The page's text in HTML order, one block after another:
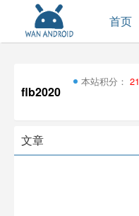
首页
flb2020
本站积分： 21
文章